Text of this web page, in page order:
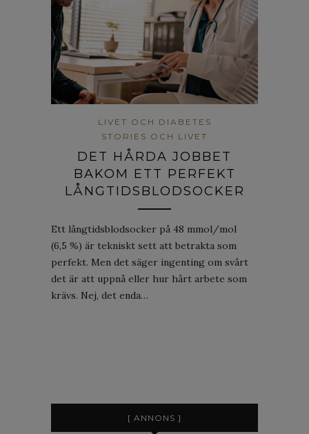
LIVET OCH DIABETES
STORIES OCH LIVET
DET HÅRDA JOBBET
BAKOM ETT PERFEKT
LÅNGTIDSBLODSOCKER
Ett långtidsblodsocker på 48 mmol/mol
(6,5 %) är tekniskt sett att betrakta som
perfekt. Men det säger ingenting om svårt
det är att uppnå eller hur hårt arbete som
krävs. Nej, det enda…
[ ANNONS ]